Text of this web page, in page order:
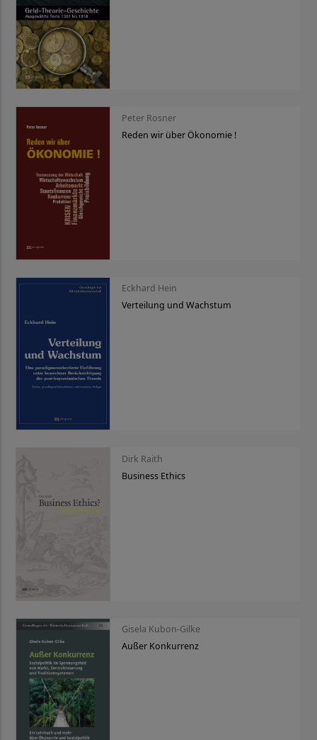
Peter Rosner
Reden wir über Ökonomie !
Eckhard Hein
Verteilung und Wachstum
Dirk Raith
Business Ethics
Gisela Kubon-Gilke
Außer Konkurrenz